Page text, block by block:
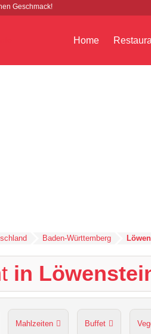
Geschmack!
Home
Baden-Württemberg
in
Mahlzeiten Buffet